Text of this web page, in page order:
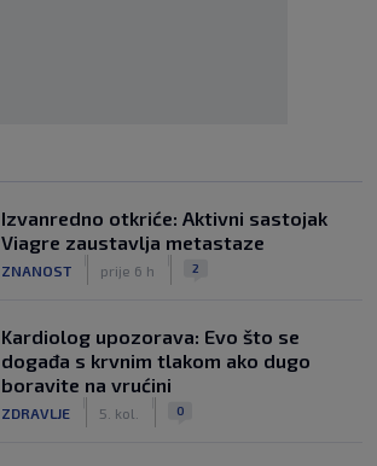
Izvanredno otkriće: Aktivni sastojak
Viagre zaustavlja metastaze
ZNANOST prije 6 h 2
Kardiolog upozorava: Evo što se
događa s krvnim tlakom ako dugo
boravite na vrućini
ZDRAVLJE 5. kol. 0